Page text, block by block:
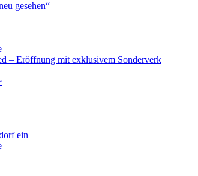
gesehen“
– Eröffnung mit exklusivem Sonderverk
ein